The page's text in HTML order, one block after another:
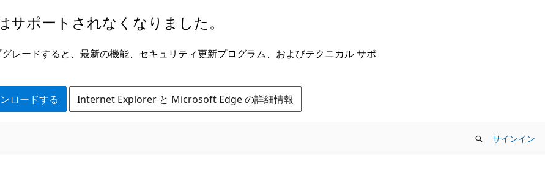
サポートされなくなりました。
レードすると、最新の機能、セキュリティ更新プログラム、およびテクニカル サポ
ロードする Internet Explorer と Microsoft Edge の詳細情報
サインイン